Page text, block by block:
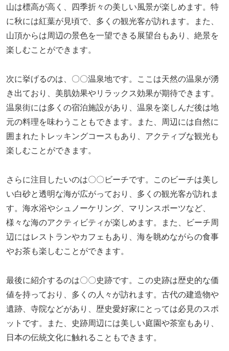
山は標高が高く、四季折々の美しい風景が楽しめます。特
に秋には紅葉が見頃で、多くの観光客が訪れます。また、
山頂からは周辺の景色を一望できる展望台もあり、絶景を
楽しむことができます。
次に挙げるのは、〇〇温泉地です。ここは天然の温泉が湧
き出ており、美肌効果やリラックス効果が期待できます。
温泉街には多くの宿泊施設があり、温泉を楽しんだ後は地
元の料理を味わうこともできます。また、周辺には自然に
囲まれたトレッキングコースもあり、アクティブな観光も
楽しむことができます。
さらに注目したいのは〇〇ビーチです。このビーチは美し
い白砂と透明な海が広がっており、多くの観光客が訪れま
す。海水浴やシュノーケリング、マリンスポーツなど、
様々な海のアクティビティが楽しめます。また、ビーチ周
辺にはレストランやカフェもあり、海を眺めながらの食事
やお茶も楽しむことができます。
最後に紹介するのは〇〇史跡です。この史跡は歴史的な価
値を持っており、多くの人々が訪れます。古代の建造物や
遺跡、寺院などがあり、歴史愛好家にとっては必見のスポ
ットです。また、史跡周辺には美しい庭園や茶室もあり、
日本の伝統文化に触れることもできます。